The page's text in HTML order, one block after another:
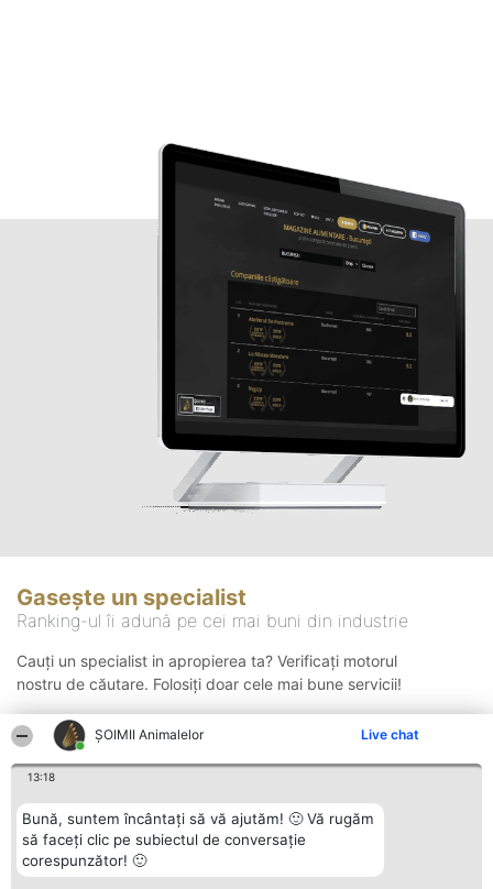
ŞOIMII Animalelor Live chat
13:18
Bună, suntem încântați să vă ajutăm! 🙂 Vă rugăm
să faceți clic pe subiectul de conversație
corespunzător! 🙂
Gasește un specialist
Ranking-ul îi adună pe cei mai buni din industrie
Cauți un specialist in apropierea ta? Verificați motorul
nostru de căutare. Folosiți doar cele mai bune servicii!